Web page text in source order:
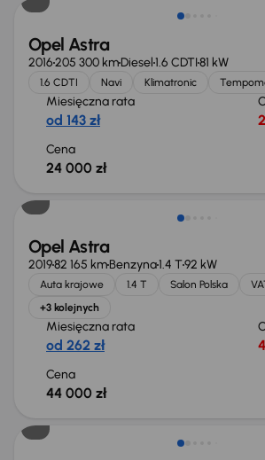
Opel Astra
2016205 300 kmDiesel1.6 CDTI81 kW
1.6 CDTI Navi Klimatronic
Miesięczna rata
od 143 zł
Cena
24 000 zł
Opel Astra
201982 165 kmBenzyna1.4 T92 kW
Auta krajowe 1.4 T Salon Polska
+3 kolejnych
Miesięczna rata
od 262 zł
Cena
44 000 zł